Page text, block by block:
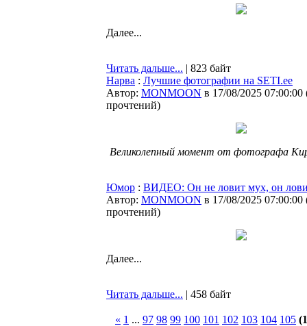
Далее...
Читать дальше... | 823 байт
Нарва : Лучшие фотографии на SETI.ee
Автор: MONMOON в 17/08/2025 07:00:00
прочтений)
Великолепный момент от фотографа
Юмор : ВИДЕО: Он не ловит мух, он
Автор: MONMOON в 17/08/2025 07:00:00
прочтений)
Далее...
Читать дальше... | 458 байт
« 1 ... 97 98 99 100 101 102 103 104 105